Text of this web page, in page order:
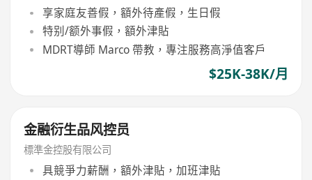
享家庭友善假，額外待產假，生日假
特别/额外事假，額外津貼
MDRT導師 Marco 帶教，專注服務高淨值客戶
$25K-38K/月
金融衍生品风控员
標準金控股有限公司
具競爭力薪酬，額外津貼，加班津貼